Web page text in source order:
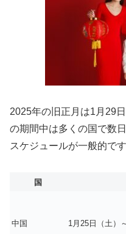
2025年の旧正月は1月29
の期間中は多くの国で数
スケジュールが一般的です
国
中国 1月25日（土）